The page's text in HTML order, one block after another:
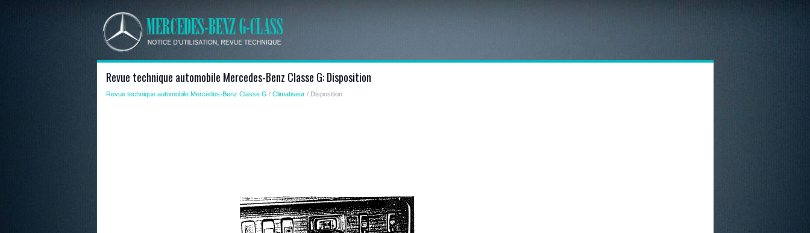
Revue technique automobile Mercedes-Benz Classe G: Disposition
Revue technique automobile Mercedes-Benz Classe G / Climatiseur/ Disposition